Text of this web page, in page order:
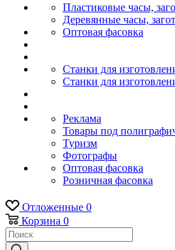
Пластиковые часы,
Деревянные часы,
Оптовая фасовка
Станки для
Станки для
Реклама
Товары под
Туризм
Фотографы
Оптовая фасовка
Розничная фасовка
Отложенные 0
Корзина 0